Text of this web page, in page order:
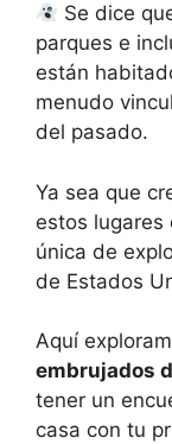
Se dice
parques e
están
menudo
del pasado.
Ya sea que
estos lugares
única de
de Estados
Aquí
embrujados
tener un
casa con tu